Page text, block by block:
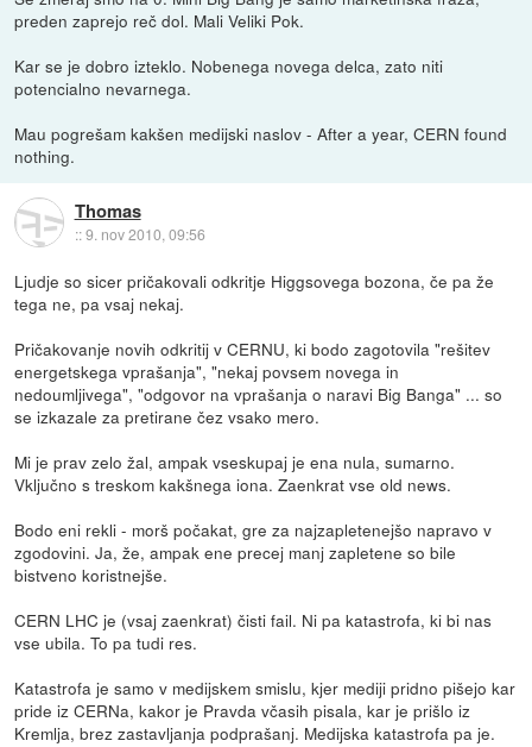
preden zaprejo reč dol. Mali Veliki Pok.
Kar se je dobro izteklo. Nobenega novega delca, zato niti
potencialno nevarnega.
Mau pogrešam kakšen medijski naslov - After a year, CERN found
nothing.
Thomas
::9. nov 2010, 09:56
Ljudje so sicer pričakovali odkritje Higgsovega bozona, če pa že
tega ne, pa vsaj nekaj.
Pričakovanje novih odkritij v CERNU, ki bodo zagotovila "rešitev
energetskega vprašanja", "nekaj povsem novega in
nedoumljivega", "odgovor na vprašanja o naravi Big Banga" ... so
se izkazale za pretirane čez vsako mero.
Mi je prav zelo žal, ampak vseskupaj je ena nula, sumarno.
Vključno s treskom kakšnega iona. Zaenkrat vse old news.
Bodo eni rekli - morš počakat, gre za najzapletenejšo napravo v
zgodovini. Ja, že, ampak ene precej manj zapletene so bile
bistveno koristnejše.
CERN LHC je (vsaj zaenkrat) čisti fail. Ni pa katastrofa, ki bi nas
vse ubila. To pa tudi res.
Katastrofa je samo v medijskem smislu, kjer mediji pridno pišejo kar
pride iz CERNa, kakor je Pravda včasih pisala, kar je prišlo iz
Kremlja, brez zastavljanja podprašanj. Medijska katastrofa pa je.